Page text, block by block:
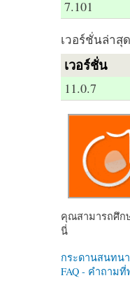
7.101
เวอร์ชั่นล่าสุด
เวอร์ชั่น
11.0.7
คุณสามารถศึก
นี่
กระดานสนทนา
FAQ - คำถาม